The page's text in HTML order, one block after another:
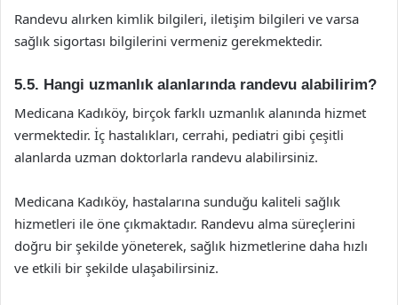
Randevu alırken kimlik bilgileri, iletişim bilgileri ve varsa
sağlık sigortası bilgilerini vermeniz gerekmektedir.
5.5. Hangi uzmanlık alanlarında randevu alabilirim?
Medicana Kadıköy, birçok farklı uzmanlık alanında hizmet
vermektedir. İç hastalıkları, cerrahi, pediatri gibi çeşitli
alanlarda uzman doktorlarla randevu alabilirsiniz.
Medicana Kadıköy, hastalarına sunduğu kaliteli sağlık
hizmetleri ile öne çıkmaktadır. Randevu alma süreçlerini
doğru bir şekilde yöneterek, sağlık hizmetlerine daha hızlı
ve etkili bir şekilde ulaşabilirsiniz.